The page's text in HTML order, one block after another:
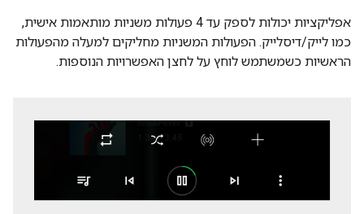
אפליקציות יכולות לספק עד 4 פעולות משניות מותאמות אישית,
כמו לייק/דיסלייק. הפעולות המשניות מחליקים למעלה מהפעולות
הראשיות כשמשתמש לוחץ על לחצן האפשרויות הנוספות.